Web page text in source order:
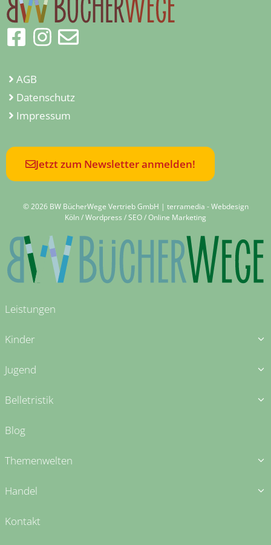
AGB
Datenschutz
Impressum
Jetzt zum Newsletter anmelden!
© 2026 BW BücherWege Vertrieb GmbH | terramedia - Webdesign
Köln / Wordpress / SEO / Online Marketing
Leistungen
Kinder
Jugend
Belletristik
Blog
Themenwelten
Handel
Kontakt